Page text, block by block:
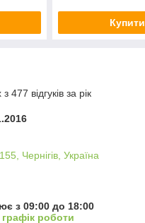
Купити
477 відгуків за рік
Чернігів, Україна
з 09:00 до 18:00
роботи